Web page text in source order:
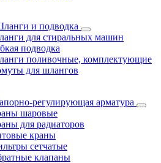
и подводка
для стиральных машин
подводка
поливочные, комплектующие
для шлангов
регулирующая арматура
шаровые
для радиаторов
краны
сетчатые
клапаны